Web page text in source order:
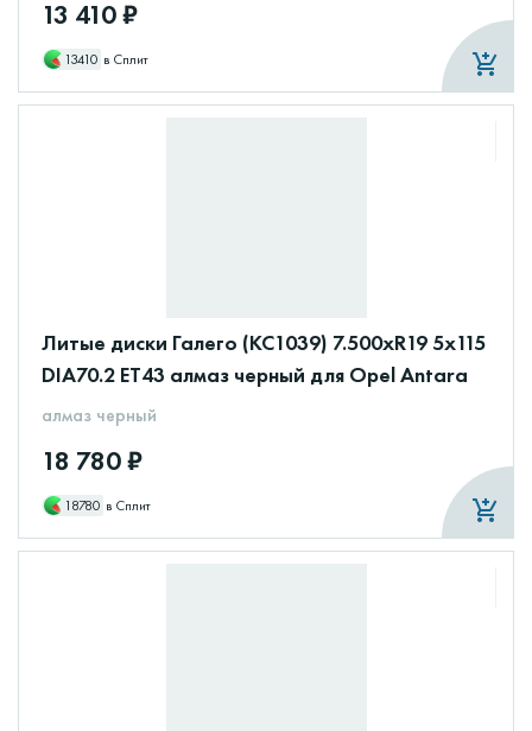
13 410 ₽
13410 в Сплит
Литые диски Галего (КС1039) 7.500xR19 5x115
DIA70.2 ET43 алмаз черный для Opel Antara
алмаз черный
18 780 ₽
18780 в Сплит